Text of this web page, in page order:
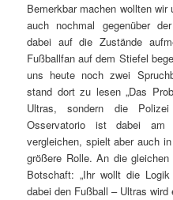
Bemerkbar machen wollten
auch nochmal gegenüber
dabei auf die Zustände
Fußballfan auf dem Stiefel
uns heute noch zwei
stand dort zu lesen „Das
Ultras, sondern die
Osservatorio ist dabei
vergleichen, spielt aber auch
größere Rolle. An die
Botschaft: „Ihr wollt die
dabei den Fußball – Ultras wird